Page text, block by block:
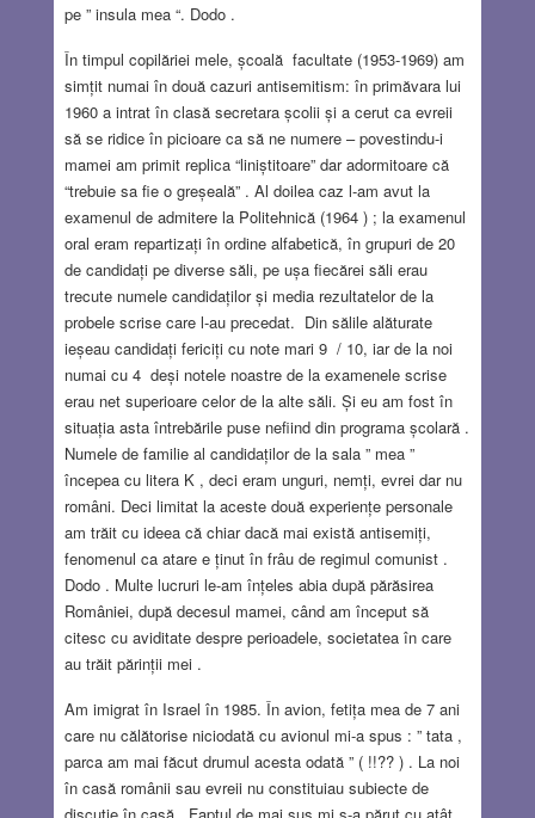
pe ” insula mea “. Dodo .
În timpul copilăriei mele, școală facultate (1953-1969) am
simțit numai în două cazuri antisemitism: în primăvara lui
1960 a intrat în clasă secretara școlii și a cerut ca evreii
să se ridice în picioare ca să ne numere – povestindu-i
mamei am primit replica “liniștitoare” dar adormitoare că
“trebuie sa fie o greșeală” . Al doilea caz l-am avut la
examenul de admitere la Politehnică (1964 ) ; la examenul
oral eram repartizați în ordine alfabetică, în grupuri de 20
de candidați pe diverse săli, pe ușa fiecărei săli erau
trecute numele candidaților și media rezultatelor de la
probele scrise care l-au precedat. Din sălile alăturate
ieșeau candidați fericiți cu note mari 9 / 10, iar de la noi
numai cu 4 deși notele noastre de la examenele scrise
erau net superioare celor de la alte săli. Și eu am fost în
situația asta întrebările puse nefiind din programa școlară .
Numele de familie al candidaților de la sala ” mea ”
începea cu litera K , deci eram unguri, nemți, evrei dar nu
români. Deci limitat la aceste două experiențe personale
am trăit cu ideea că chiar dacă mai există antisemiți,
fenomenul ca atare e ținut în frâu de regimul comunist .
Dodo . Multe lucruri le-am înțeles abia după părăsirea
României, după decesul mamei, când am început să
citesc cu aviditate despre perioadele, societatea în care
au trăit părinții mei .
Am imigrat în Israel în 1985. În avion, fetița mea de 7 ani
care nu călătorise niciodată cu avionul mi-a spus : ” tata ,
parca am mai făcut drumul acesta odată ” ( !!?? ) . La noi
în casă românii sau evreii nu constituiau subiecte de